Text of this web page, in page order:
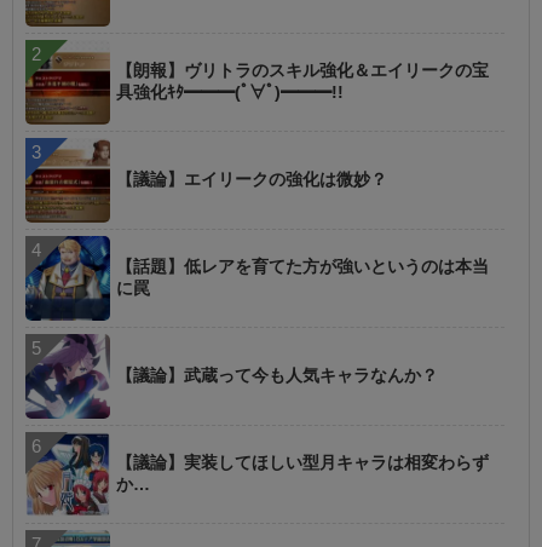
【朗報】ヴリトラのスキル強化＆エイリークの宝
具強化ｷﾀ━━━(ﾟ∀ﾟ)━━━!!
【議論】エイリークの強化は微妙？
【話題】低レアを育てた方が強いというのは本当
に罠
【議論】武蔵って今も人気キャラなんか？
【議論】実装してほしい型月キャラは相変わらず
か…